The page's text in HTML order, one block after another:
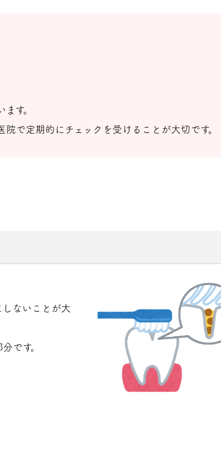
す。
で定期的にチェックを受けることが大切です。
ないことが大
です。